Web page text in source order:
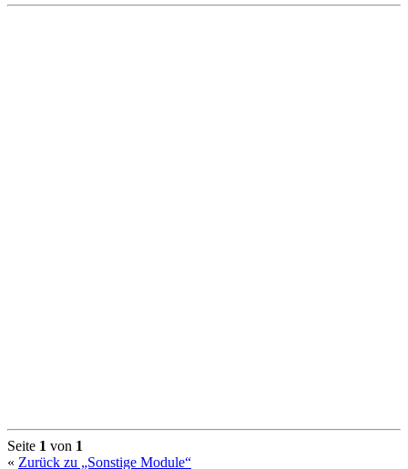
Seite 1 von 1
« Zurück zu „Sonstige Module“